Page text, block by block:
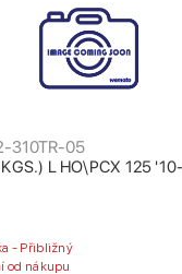
L HO\PCX 125
310TR-05
- Přibližný
od nákupu